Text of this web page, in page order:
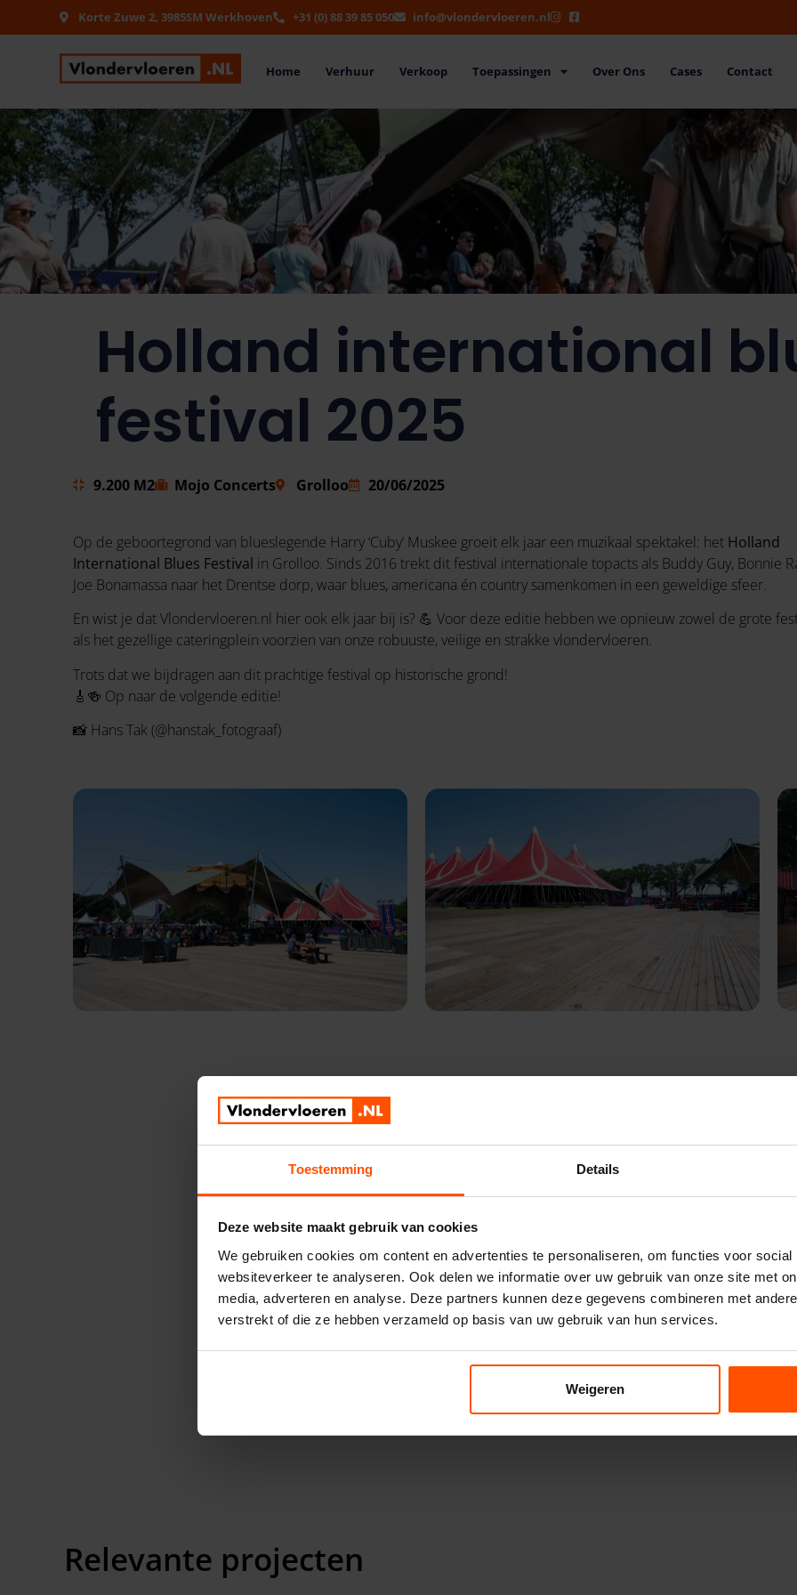
Toestemming Details
Deze website maakt gebruik van cookies
We gebruiken cookies om content en advertenties te personaliseren, om functies voor
websiteverkeer te analyseren. Ook delen we informatie over uw gebruik van onze site met
media, adverteren en analyse. Deze partners kunnen deze gegevens combineren met
verstrekt of die ze hebben verzameld op basis van uw gebruik van hun services.
Weigeren
Korte Zuwe 2, 3985SM Werkhoven +31 (0) 88 39 85 050 info@vlondervloeren.nl
Home Verhuur Verkoop Toepassingen Over Ons Cases Contact
Holland international
festival 2025
9.200 M2 Mojo Concerts Grolloo 20/06/2025
Op de geboortegrond van blueslegende Harry ‘Cuby’ Muskee groeit elk jaar een muzikaal spektakel: het Holland
International Blues Festival in Grolloo. Sinds 2016 trekt dit festival internationale topacts als Buddy Guy, Bonnie
Joe Bonamassa naar het Drentse dorp, waar blues, americana én country samenkomen in een geweldige sfeer.
En wist je dat Vlondervloeren.nl hier ook elk jaar bij is? 💪 Voor deze editie hebben we opnieuw zowel de grote
als het gezellige cateringplein voorzien van onze robuuste, veilige en strakke vlondervloeren.
Trots dat we bijdragen aan dit prachtige festival op historische grond!
🎸🍻 Op naar de volgende editie!
📸 Hans Tak (@hanstak_fotograaf)
Relevante projecten